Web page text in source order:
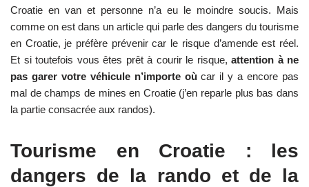
Croatie en van et personne n’a eu le moindre soucis. Mais
comme on est dans un article qui parle des dangers du tourisme
en Croatie, je préfère prévenir car le risque d’amende est réel.
Et si toutefois vous êtes prêt à courir le risque, attention à ne
pas garer votre véhicule n’importe oùcar il y a encore pas
mal de champs de mines en Croatie (j’en reparle plus bas dans
la partie consacrée aux randos).
Tourisme en Croatie : les
dangers de la rando et de la